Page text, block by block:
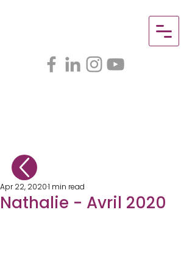
Nathalie - Avril 2020
Apr 22, 20201 min read